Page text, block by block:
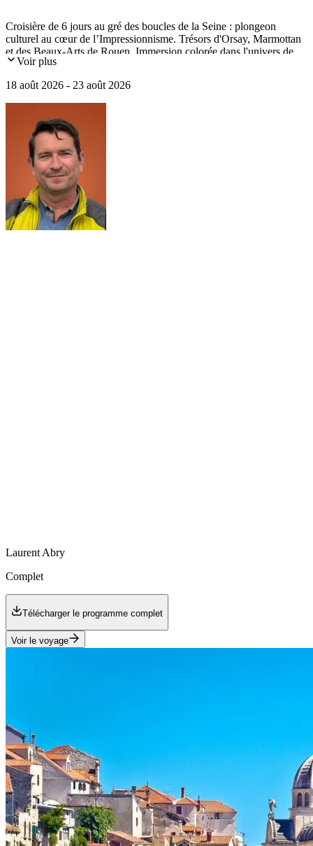
Croisière de 6 jours au gré des boucles de la Seine : plongeon
culturel au cœur de l’Impressionnisme. Trésors d'Orsay, Marmottan
et des Beaux-Arts de Rouen. Immersion colorée dans l'univers de
Monet à Giverny. Ambiance "canotier" à la maison Fournaise après
Voir plus
18 août 2026 - 23 août 2026
Laurent Abry
Complet
Télécharger le programme complet
Voir le voyage